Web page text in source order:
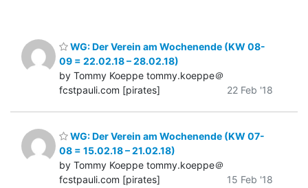
WG: Der Verein am Wochenende (KW 08-
09 = 22.02.18 – 28.02.18)
by Tommy Koeppe tommy.koeppe＠
fcstpauli.com [pirates]
22 Feb '18
WG: Der Verein am Wochenende (KW 07-
08 = 15.02.18 – 21.02.18)
by Tommy Koeppe tommy.koeppe＠
fcstpauli.com [pirates]
15 Feb '18